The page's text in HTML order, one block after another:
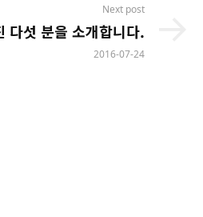
Next post
다섯 분을 소개합니다.
2016-07-24